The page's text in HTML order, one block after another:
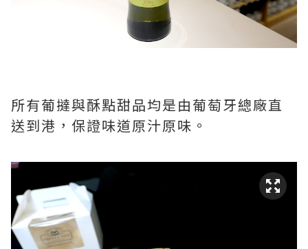
所有葡撻與酥點甜品均是由葡萄牙總廠直
送到港，保證味道原汁原味。